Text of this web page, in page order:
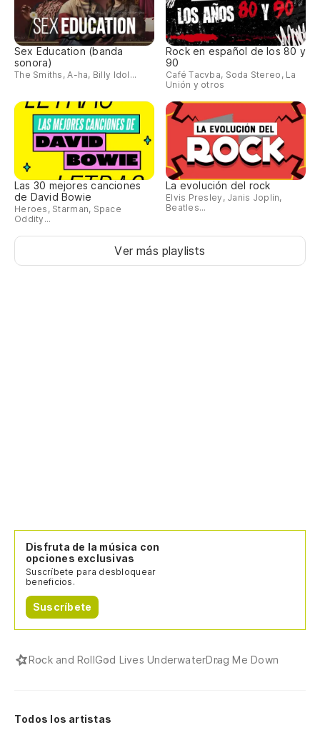
Sex Education (banda
sonora)
The Smiths, A-ha, Billy Idol...
Rock en español de los 80 y
90
Café Tacvba, Soda Stereo, La
Unión y otros
Las 30 mejores canciones
de David Bowie
Heroes, Starman, Space
Oddity...
La evolución del rock
Elvis Presley, Janis Joplin,
Beatles...
Ver más playlists
Disfruta de la música con
opciones exclusivas
Suscríbete para desbloquear
beneficios.
Suscríbete
Rock and RollGod Lives UnderwaterDrag Me Down
Todos los artistas